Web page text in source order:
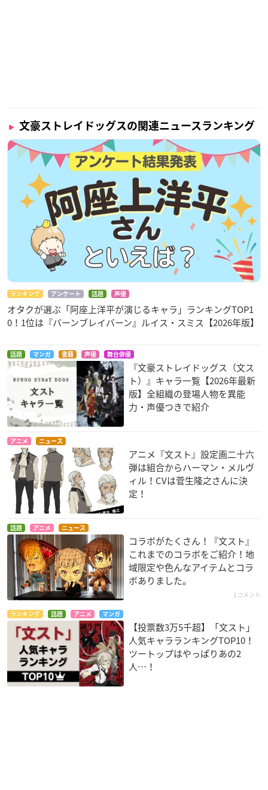
文豪ストレイドッグスの関連ニュースランキング
ランキング アンケート 話題 声優
オタクが選ぶ「阿座上洋平が演じるキャラ」ランキングTOP1
0！1位は『バーンブレイバーン』ルイス・スミス【2026年版】
話題 マンガ 書籍 声優 舞台俳優
『文豪ストレイドッグス（文ス
ト）』キャラ一覧【2026年最新
版】全組織の登場人物を異能
力・声優つきで紹介
アニメ ニュース
アニメ『文スト』設定画二十六
弾は組合からハーマン・メルヴ
ィル！CVは菅生隆之さんに決
定！
話題 アニメ ニュース
コラボがたくさん！『文スト』
これまでのコラボをご紹介！地
域限定や色んなアイテムとコラ
ボありました。
1コメント
ランキング 話題 アニメ マンガ
【投票数3万5千超】「文スト」
人気キャラランキングTOP10！
ツートップはやっぱりあの2
人…！